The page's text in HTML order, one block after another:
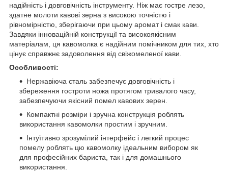
надійність і довговічність інструменту. Ніж має гостре лезо,
здатне молоти кавові зерна з високою точністю і
рівномірністю, зберігаючи при цьому аромат і смак кави.
Завдяки інноваційній конструкції та високоякісним
матеріалам, ця кавомолка є надійним помічником для тих, хто
цінує справжнє задоволення від свіжомеленої кави.
Особливості:
Нержавіюча сталь забезпечує довговічність і
збереження гостроти ножа протягом тривалого часу,
забезпечуючи якісний помел кавових зерен.
Компактні розміри і зручна конструкція роблять
використання кавомолки простим і зручним.
Інтуїтивно зрозумілий інтерфейс і легкий процес
помелу роблять цю кавомолку ідеальним вибором як
для професійних бариста, так і для домашнього
використання.